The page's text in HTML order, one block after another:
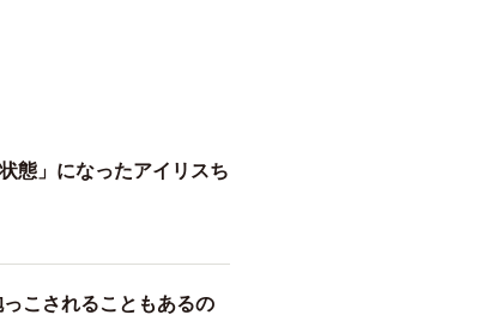
態」になったアイリスち
こされることもあるの